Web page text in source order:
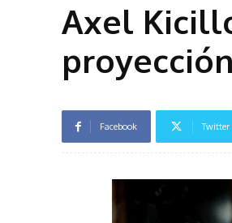
Axel
Facebook Twitter